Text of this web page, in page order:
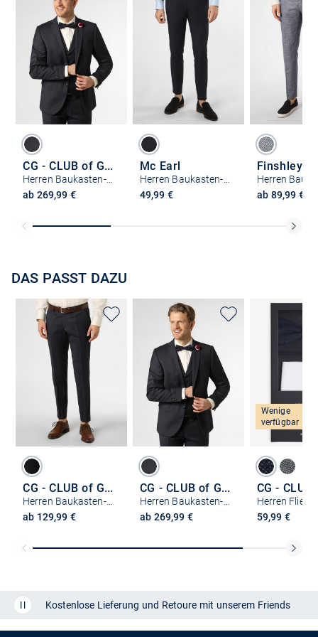
CG - CLUB of GENTS
Herren Baukasten-Sakko - Patrick-ST
ab 269,99 €
Mc Earl
49,99 €
ab 89,99 €
DAS PASST DAZU
CG - CLUB of GENTS
Herren Baukasten-Hose - Pascal-ST
ab 129,99 €
CG - CLUB of GENTS
Herren Baukasten-Sakko - Patrick-ST
ab 269,99 €
Wenige
verfügbar
59,99 €
Kostenlose Lieferung und Retoure mit unserem Friends
CLUB